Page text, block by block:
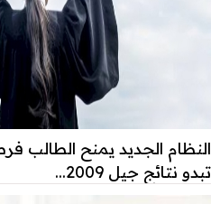
النظام الجديد يمنح الطالب
تبدو نتائج جيل 2009...